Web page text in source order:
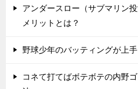
アンダースロー（サブマリン
メリットとは？
野球少年のバッティングが上
コネて打てばボテボテの内野